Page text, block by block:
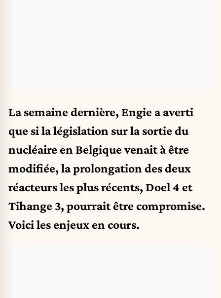
La semaine dernière, Engie a averti
que si la législation sur la sortie du
nucléaire en Belgique venait à être
modifiée, la prolongation des deux
réacteurs les plus récents, Doel 4 et
Tihange 3, pourrait être compromise.
Voici les enjeux en cours.